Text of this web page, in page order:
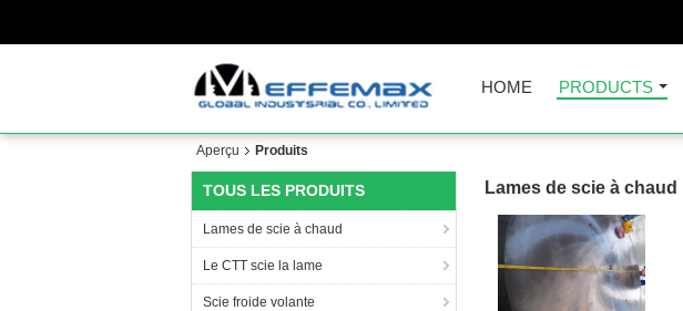
HOME PRODUCTS
Aperçu Produits
TOUS LES PRODUITS
Lames de scie à chaud
Le CTT scie la lame
Scie froide volante
Lames de scie à chaud